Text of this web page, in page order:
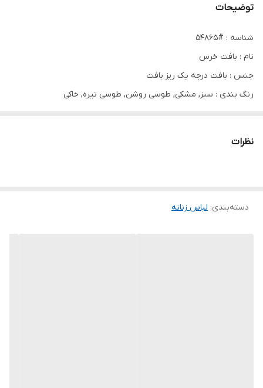
توضیحات
شناسه : #54865
نام : بافت خرس
جنس : بافت درجه یک ریز بافت
رنگ بندی : سبز, مشکی, طوسی روشن, طوسی تیره, خاکی
قدکار۷۵ قد آستین ۵۸
نظرات
دسته‌بندی: لباس زنانه